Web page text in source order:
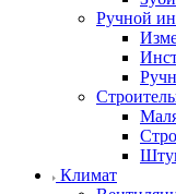
Ручной
Климат